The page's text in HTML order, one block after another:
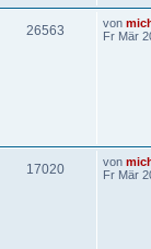
26563 von
Fr Mär
17020 von
Fr Mär